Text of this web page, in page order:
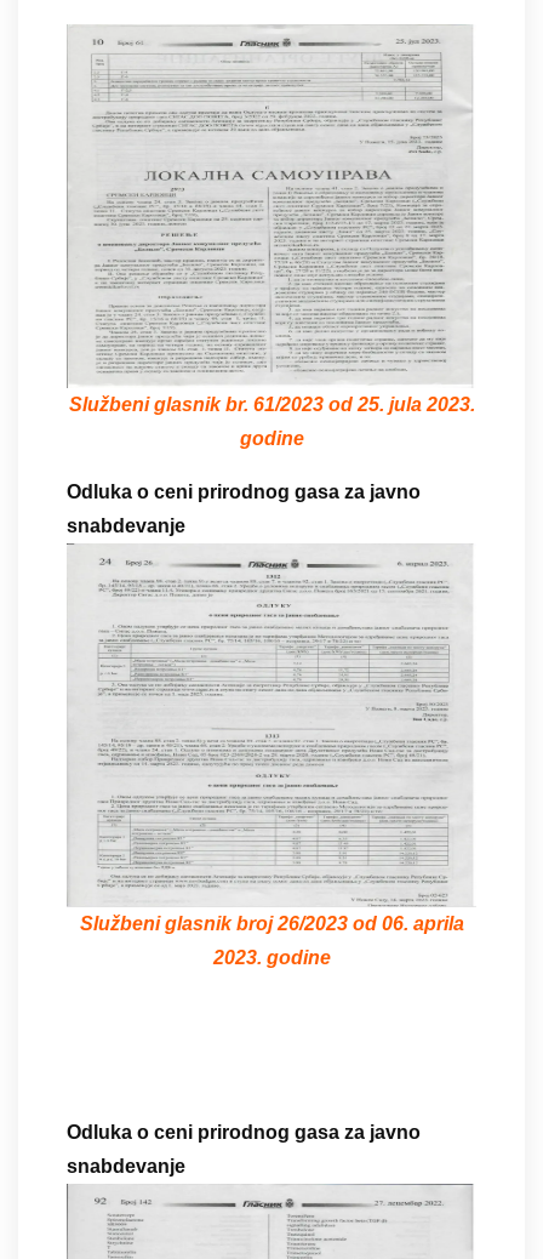
Službeni glasnik br. 61/2023 od 25. jula 2023.
godine
Odluka o ceni prirodnog gasa za javno
snabdevanje
Službeni glasnik broj 26/2023 od 06. aprila
2023. godine
Odluka o ceni prirodnog gasa za javno
snabdevanje